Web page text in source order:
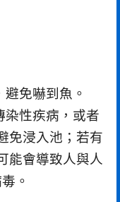
免嚇到魚。
染性疾病，或者
免浸入池；若有
能會導致人與人
。